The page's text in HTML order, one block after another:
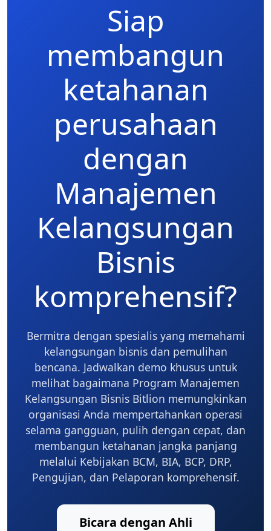
Siap
membangun
ketahanan
perusahaan
dengan
Manajemen
Kelangsungan
Bisnis
komprehensif?
Bermitra dengan spesialis yang memahami
kelangsungan bisnis dan pemulihan
bencana. Jadwalkan demo khusus untuk
melihat bagaimana Program Manajemen
Kelangsungan Bisnis Bitlion memungkinkan
organisasi Anda mempertahankan operasi
selama gangguan, pulih dengan cepat, dan
membangun ketahanan jangka panjang
melalui Kebijakan BCM, BIA, BCP, DRP,
Pengujian, dan Pelaporan komprehensif.
Bicara dengan Ahli